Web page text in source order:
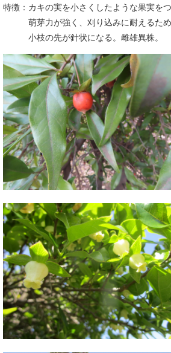
特徴：カキの実を小さくしたような果実を
萌芽力が強く、刈り込みに耐えるため
小枝の先が針状になる。雌雄異株。